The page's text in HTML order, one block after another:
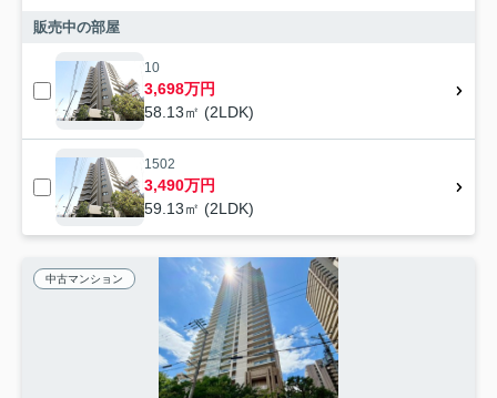
販売中の部屋
10
3,698万円
58.13㎡ (2LDK)
1502
3,490万円
59.13㎡ (2LDK)
中古マンション